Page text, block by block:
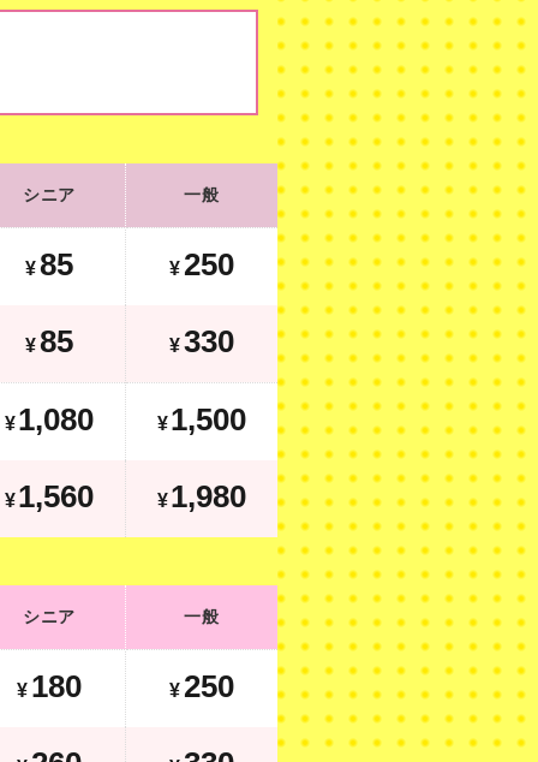
105
¥
1,920 ¥ 2,340
シニア 一般
¥85 ¥ 250
¥85 ¥330
¥1,080 ¥1,500
¥1,560 ¥1,980
シニア 一般
¥ 180 ¥ 250